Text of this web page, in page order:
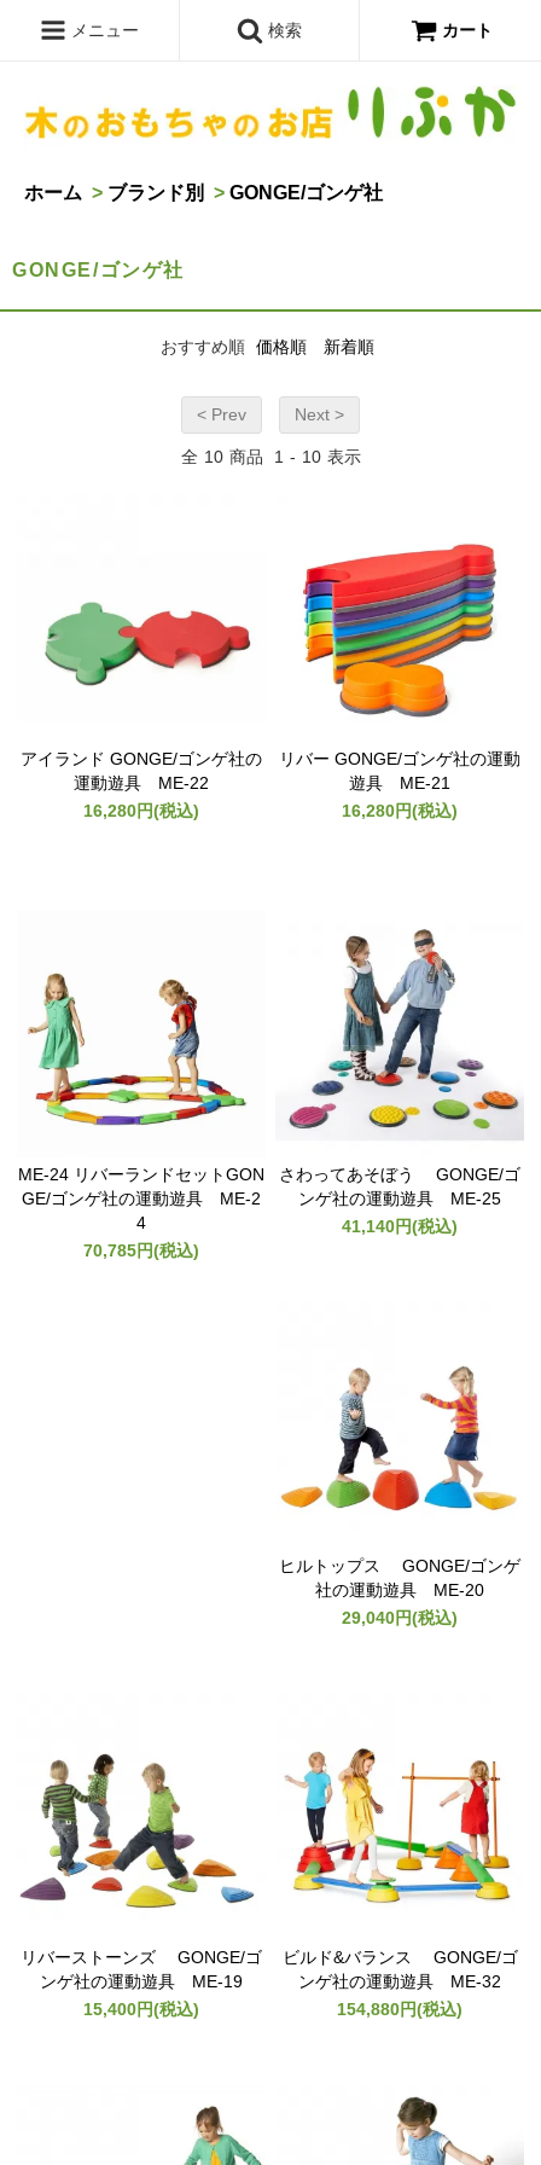
メニュー 検索 カート
ホーム > ブランド別 > GONGE/ゴンゲ社
GONGE/ゴンゲ社
おすすめ順 価格順 新着順
< Prev Next >
全 10 商品 1 - 10 表示
アイランド GONGE/ゴンゲ社の
運動遊具 ME-22
16,280円(税込)
リバー GONGE/ゴンゲ社の運動
遊具 ME-21
16,280円(税込)
ME-24 リバーランドセットGON
GE/ゴンゲ社の運動遊具 ME-2
4
70,785円(税込)
さわってあそぼう GONGE/ゴ
ンゲ社の運動遊具 ME-25
41,140円(税込)
ヒルトップス GONGE/ゴンゲ
社の運動遊具 ME-20
29,040円(税込)
リバーストーンズ GONGE/ゴ
ンゲ社の運動遊具 ME-19
15,400円(税込)
ビルド&バランス GONGE/ゴ
ンゲ社の運動遊具 ME-32
154,880円(税込)